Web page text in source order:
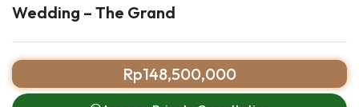
Wedding – The Grand
Rp148,500,000